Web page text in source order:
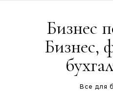
Бизнес
Бизнес,
Все для